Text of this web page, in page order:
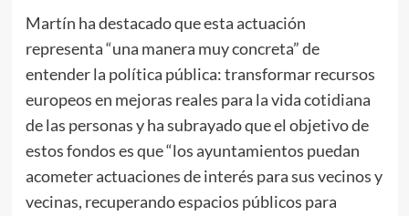
Martín ha destacado que esta actuación
representa “una manera muy concreta” de
entender la política pública: transformar recursos
europeos en mejoras reales para la vida cotidiana
de las personas y ha subrayado que el objetivo de
estos fondos es que “los ayuntamientos puedan
acometer actuaciones de interés para sus vecinos y
vecinas, recuperando espacios públicos para